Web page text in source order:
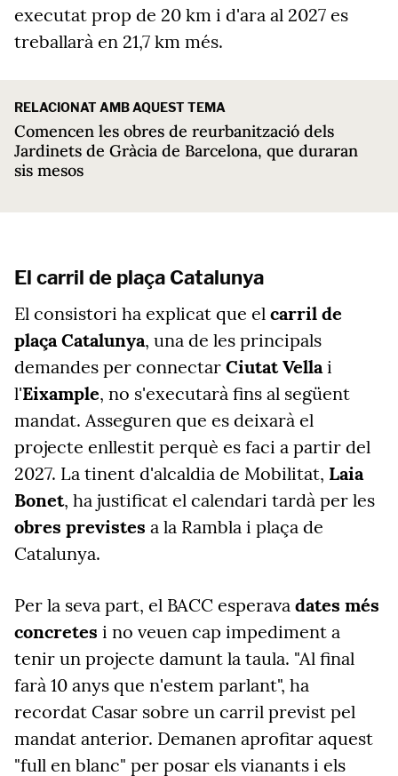
executat prop de 20 km i d'ara al 2027 es
treballarà en 21,7 km més.
RELACIONAT AMB AQUEST TEMA
Comencen les obres de reurbanització dels
Jardinets de Gràcia de Barcelona, que duraran
sis mesos
El carril de plaça Catalunya
El consistori ha explicat que el carril de
plaça Catalunya, una de les principals
demandes per connectar Ciutat Vellai
l'Eixample, no s'executarà fins al següent
mandat. Asseguren que es deixarà el
projecte enllestit perquè es faci a partir del
2027. La tinent d'alcaldia de Mobilitat, Laia
Bonet, ha justificat el calendari tardà per les
obres previstes a la Rambla i plaça de
Catalunya.
Per la seva part, el BACC esperava dates més
concretes i no veuen cap impediment a
tenir un projecte damunt la taula. "Al final
farà 10 anys que n'estem parlant", ha
recordat Casar sobre un carril previst pel
mandat anterior. Demanen aprofitar aquest
"full en blanc" per posar els vianants i els